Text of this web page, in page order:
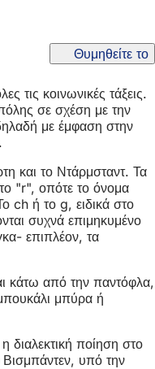
Θυμηθείτε το
τις κοινωνικές τάξεις.
σε σχέση με την
με έμφαση στην
και το Ντάρμσταντ. Τα
"r", οπότε το όνομα
ch ή το g, ειδικά στο
συχνά επιμηκυμένο
επιπλέον, τα
κάτω από την παντόφλα,
μπύρα ή
ποίηση στο
υπό την